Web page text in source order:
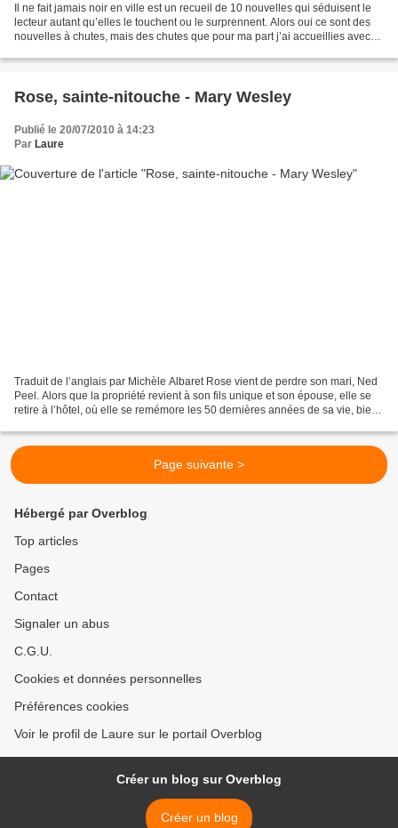
Il ne fait jamais noir en ville est un recueil de 10 nouvelles qui séduisent le
lecteur autant qu’elles le touchent ou le surprennent. Alors oui ce sont des
nouvelles à chutes, mais des chutes que pour ma part j’ai accueillies avec
Rose, sainte-nitouche - Mary Wesley
Publié le 20/07/2010 à 14:23
Par Laure
Traduit de l’anglais par Michèle Albaret Rose vient de perdre son mari, Ned
Peel. Alors que la propriété revient à son fils unique et son épouse, elle se
retire à l’hôtel, où elle se remémore les 50 dernières années de sa vie, bien
Page suivante >
Hébergé par Overblog
Top articles
Pages
Contact
Signaler un abus
C.G.U.
Cookies et données personnelles
Préférences cookies
Voir le profil de Laure sur le portail Overblog
Créer un blog sur Overblog
Créer un blog